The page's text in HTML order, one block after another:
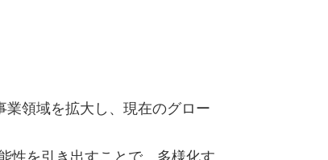
領域を拡大し、現在のグロー